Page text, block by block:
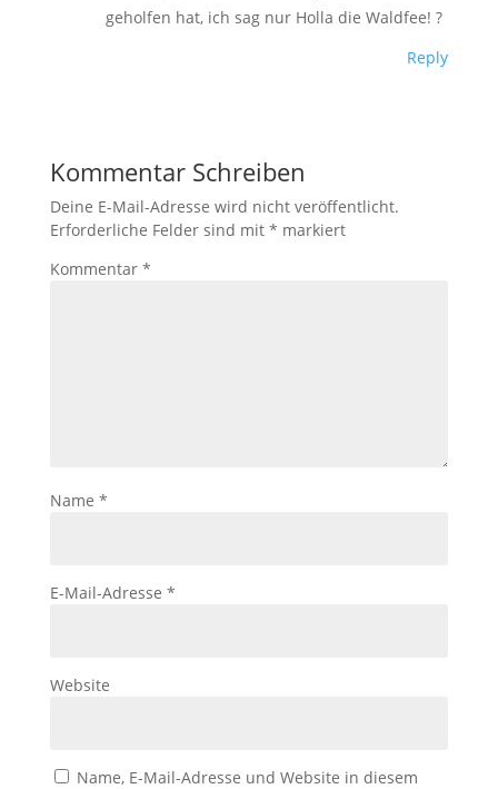
geholfen hat, ich sag nur Holla die Waldfee! ?
Reply
Kommentar Schreiben
Deine E-Mail-Adresse wird nicht veröffentlicht.
Erforderliche Felder sind mit * markiert
Kommentar *
Name *
E-Mail-Adresse *
Website
Name, E-Mail-Adresse und Website in diesem